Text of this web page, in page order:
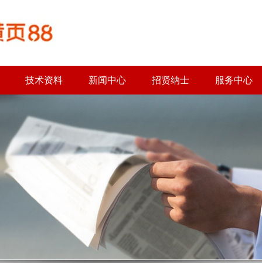
技术资料 新闻中心 招贤纳士 服务中心